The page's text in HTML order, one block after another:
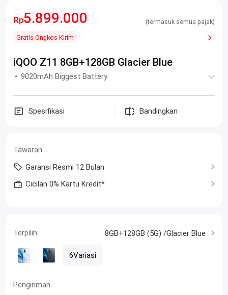
Rp5.899.000 (termasuk semua pajak)
Gratis Ongkos Kirim
iQOO Z11 8GB+128GB Glacier Blue
9020mAh Biggest Battery
Spesifikasi Bandingkan
Tawaran
Garansi Resmi 12 Bulan
Cicilan 0% Kartu Kredit*
Terpilih 8GB+128GB (5G) /Glacier Blue
6Variasi
Pengiriman